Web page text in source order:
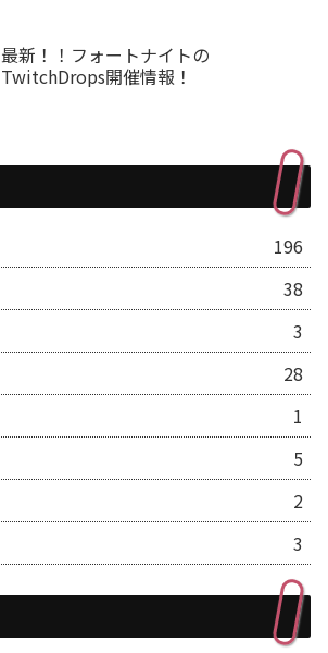
最新！！フォートナイトの
TwitchDrops開催情報！
196
38
3
28
1
5
2
3